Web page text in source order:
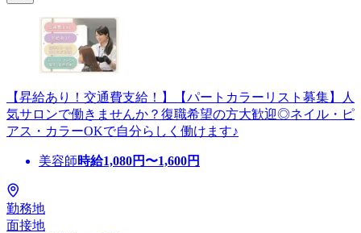
【昇給あり！交通費支給！】【パートカラーリスト募集】人
気サロンで働きませんか？復職希望の方大歓迎◎ネイル・ピ
アス・カラーOKで自分らしく働けます♪
美容師時給1,080円〜1,600円
勤務地
面接地